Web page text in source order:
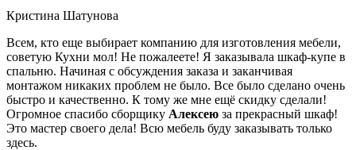
Кристина Шатунова
Всем, кто еще выбирает компанию для изготовления мебели,
советую Кухни мол! Не пожалеете! Я заказывала шкаф-купе в
спальню. Начиная с обсуждения заказа и заканчивая
монтажом никаких проблем не было. Все было сделано очень
быстро и качественно. К тому же мне ещё скидку сделали!
Огромное спасибо сборщику Алексею за прекрасный шкаф!
Это мастер своего дела! Всю мебель буду заказывать только
здесь.